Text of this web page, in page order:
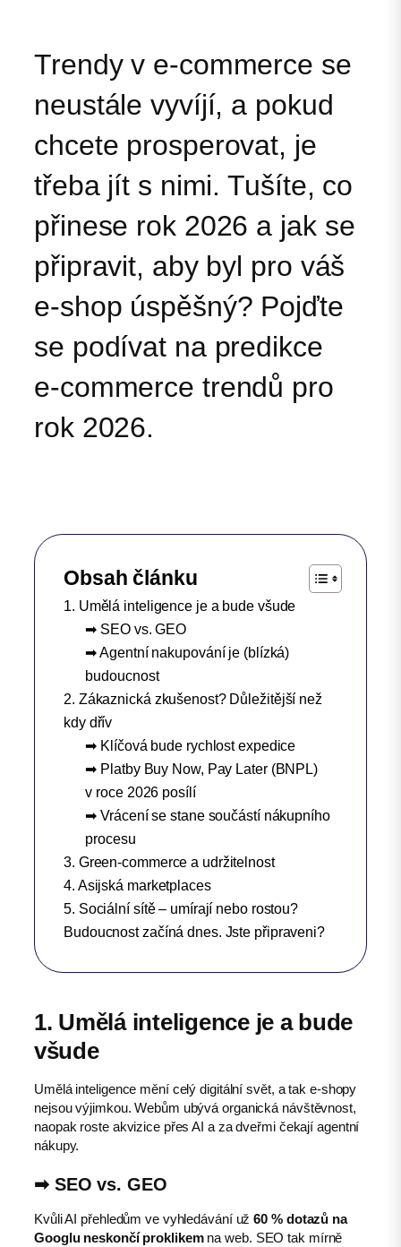
Trendy v e‑commerce se
neustále vyvíjí, a pokud
chcete prosperovat, je
třeba jít s nimi. Tušíte, co
přinese rok 2026 a jak se
připravit, aby byl pro váš
e‑shop úspěšný? Pojďte
se podívat na predikce
e‑commerce trendů pro
rok 2026.
Obsah článku
1. Umělá inteligence je a bude všude
➡︎ SEO vs. GEO
➡︎ Agentní nakupování je (blízká)
budoucnost
2. Zákaznická zkušenost? Důležitější než
kdy dřív
➡︎ Klíčová bude rychlost expedice
➡︎ Platby Buy Now, Pay Later (BNPL)
v roce 2026 posílí
➡︎ Vrácení se stane součástí nákupního
procesu
3. Green-commerce a udržitelnost
4. Asijská marketplaces
5. Sociální sítě – umírají nebo rostou?
Budoucnost začíná dnes. Jste připraveni?
1. Umělá inteligence je a bude
všude
Umělá inteligence mění celý digitální svět, a tak e-shopy
nejsou výjimkou. Webům ubývá organická návštěvnost,
naopak roste akvizice přes AI a za dveřmi čekají agentní
nákupy.
➡︎ SEO vs. GEO
Kvůli AI přehledům ve vyhledávání už60 % dotazů na
Googlu neskončí proklikemna web. SEO tak mírně